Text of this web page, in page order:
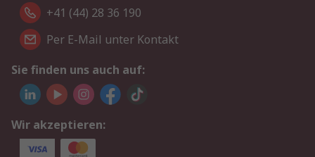
+41 (44) 28 36 190
Per E-Mail unter Kontakt
Sie finden uns auch auf:
Wir akzeptieren: